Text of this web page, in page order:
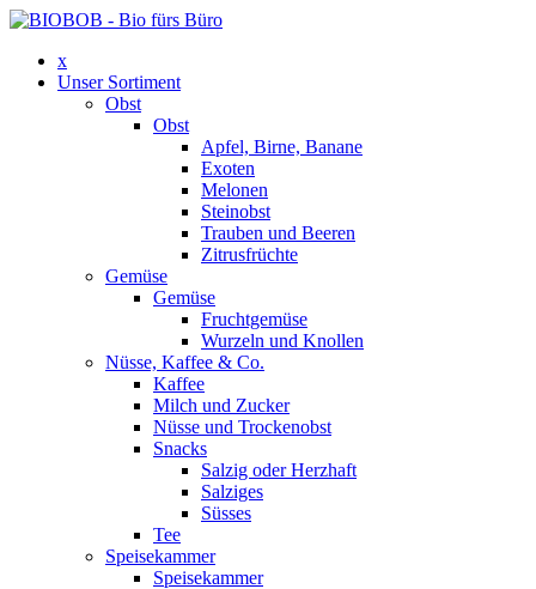
x
Unser Sortiment
Obst
Obst
Apfel, Birne, Banane
Exoten
Melonen
Steinobst
Trauben und Beeren
Zitrusfrüchte
Gemüse
Gemüse
Fruchtgemüse
Wurzeln und Knollen
Nüsse, Kaffee & Co.
Kaffee
Milch und Zucker
Nüsse und Trockenobst
Snacks
Salzig oder Herzhaft
Salziges
Süsses
Tee
Speisekammer
Speisekammer